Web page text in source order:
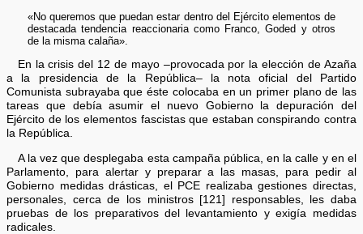
«No queremos que puedan estar dentro del Ejército elementos de
destacada tendencia reaccionaria como Franco, Goded y otros
de la misma calaña».
En la crisis del 12 de mayo –provocada por la elección de Azaña
a la presidencia de la República– la nota oficial del Partido
Comunista subrayaba que éste colocaba en un primer plano de las
tareas que debía asumir el nuevo Gobierno la depuración del
Ejército de los elementos fascistas que estaban conspirando contra
la República.
A la vez que desplegaba esta campaña pública, en la calle y en el
Parlamento, para alertar y preparar a las masas, para pedir al
Gobierno medidas drásticas, el PCE realizaba gestiones directas,
personales, cerca de los ministros [121] responsables, les daba
pruebas de los preparativos del levantamiento y exigía medidas
radicales.